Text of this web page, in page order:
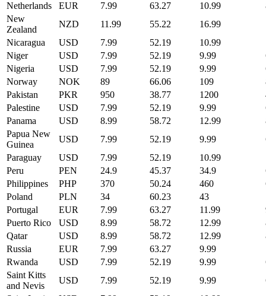
Netherlands
EUR 7.99 63.27 10.99
New
Zealand
NZD 11.99 55.22 16.99
Nicaragua
USD 7.99 52.19 10.99
Niger
USD 7.99 52.19 9.99
Nigeria
USD 7.99 52.19 9.99
Norway
NOK 89 66.06 109
Pakistan
PKR 950 38.77 1200
Palestine
USD 7.99 52.19 9.99
Panama
USD 8.99 58.72 12.99
Papua New
Guinea
USD 7.99 52.19 9.99
Paraguay
USD 7.99 52.19 10.99
Peru
PEN 24.9 45.37 34.9
Philippines
PHP 370 50.24 460
Poland
PLN 34 60.23 43
Portugal
EUR 7.99 63.27 11.99
Puerto Rico
USD 8.99 58.72 12.99
Qatar
USD 8.99 58.72 12.99
Russia
EUR 7.99 63.27 9.99
Rwanda
USD 7.99 52.19 9.99
Saint Kitts
and Nevis
USD 7.99 52.19 9.99